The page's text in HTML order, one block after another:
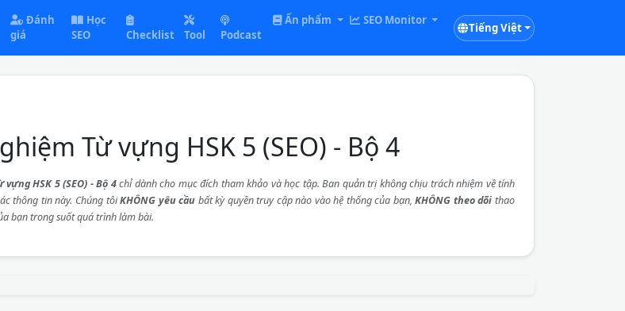
Đánh
giá
Học
SEO
Checklist Tool Podcast
Ấn phẩm SEO Monitor
Tiếng Việt
Từ vựng HSK 5 (SEO) - Bộ 4
vựng HSK 5 (SEO) - Bộ 4chỉ dành cho mục đích tham khảo và học tập. Ban quản trị không chịu trách nhiệm về tính
thông tin này. Chúng tôiKHÔNG yêu cầu bất kỳ quyền truy cập nào vào hệ thống của bạn,KHÔNG theo dõi thao
bạn trong suốt quá trình làm bài.